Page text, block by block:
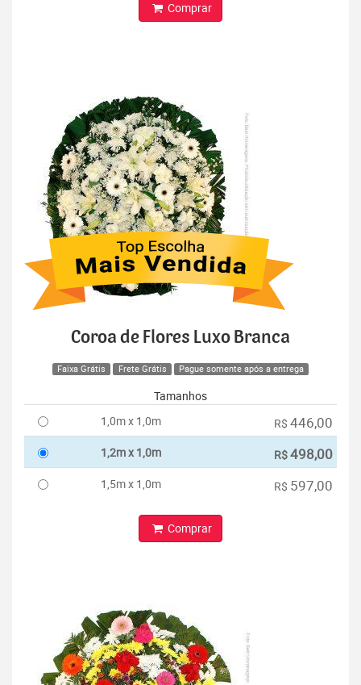
Comprar
Coroa de Flores Luxo Branca
Faixa Grátis Frete Grátis Pague somente após a entrega
Tamanhos
1,0m x 1,0m
R$ 446,00
1,2m x 1,0m R$498,00
1,5m x 1,0m R$ 597,00
Comprar